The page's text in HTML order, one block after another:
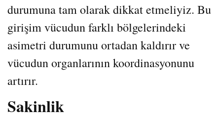
durumuna tam olarak dikkat etmeliyiz. Bu
girişim vücudun farklı bölgelerindeki
asimetri durumunu ortadan kaldırır ve
vücudun organlarının koordinasyonunu
artırır.
Sakinlik